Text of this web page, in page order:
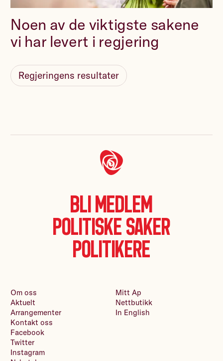
Noen av de viktigste sakene
vi har levert i regjering
Regjeringens resultater
Bli medlem
Politiske saker
Politikere
Om oss
Aktuelt
Arrangementer
Kontakt oss
Mitt Ap
Nettbutikk
In English
Facebook
Twitter
Instagram